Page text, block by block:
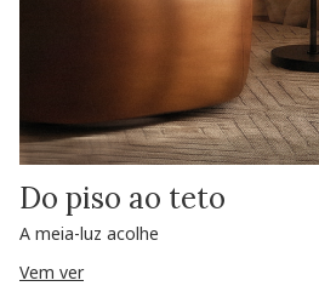
Do piso ao teto
A meia-luz acolhe
Vem ver